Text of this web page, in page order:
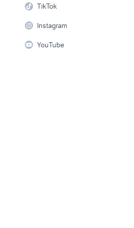
TikTok
Instagram
YouTube